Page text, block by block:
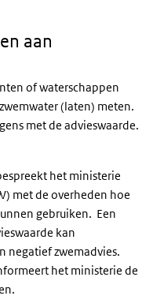
aan
of waterschappen
(laten) meten.
met de advieswaarde.
het ministerie
met de overheden hoe
gebruiken. Een
kan
negatief zwemadvies.
het ministerie de